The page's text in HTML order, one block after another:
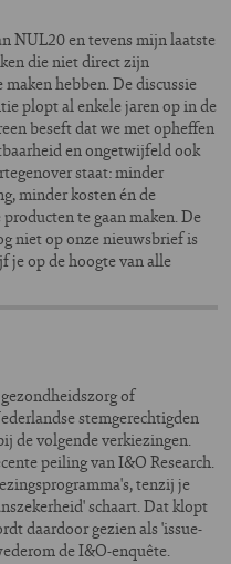
NUL20 en tevens mijn laatste
die niet direct zijn
hebben. De discussie
plopt al enkele jaren op in de
beseft dat we met opheffen
en ongetwijfeld ook
staat: minder
minder kosten én de
te gaan maken. De
niet op onze nieuwsbrief is
je op de hoogte van alle
of
stemgerechtigden
de volgende verkiezingen.
peiling van I&O Research.
tenzij je
schaart. Dat klopt
daardoor gezien als 'issue-
de I&O-enquête.